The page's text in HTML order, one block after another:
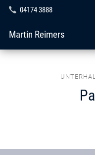
04174 3888
Martin Reimers